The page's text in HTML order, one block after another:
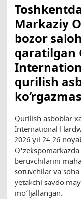
Markaziy
bozor
qaratilgan
qurilish
Qurilish asboblar
International
2026-yil 24-26-
beruvchilarini
sotuvchilar va
yetakchi savdo
mo‘ljallangan.